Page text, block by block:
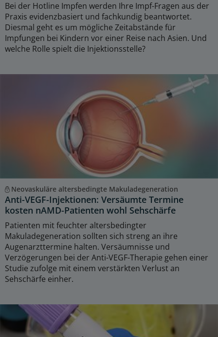
Bei der Hotline Impfen werden Ihre Impf-Fragen aus der
Praxis evidenzbasiert und fachkundig beantwortet.
Diesmal geht es um mögliche Zeitabstände für
Impfungen bei Kindern vor einer Reise nach Asien. Und
welche Rolle spielt die Injektionsstelle?
Neovaskuläre altersbedingte Makuladegeneration
Anti-VEGF-Injektionen: Versäumte Termine
kosten nAMD-Patienten wohl Sehschärfe
Patienten mit feuchter altersbedingter
Makuladegeneration sollten sich streng an ihre
Augenarzttermine halten. Versäumnisse und
Verzögerungen bei der Anti-VEGF-Therapie gehen einer
Studie zufolge mit einem verstärkten Verlust an
Sehschärfe einher.